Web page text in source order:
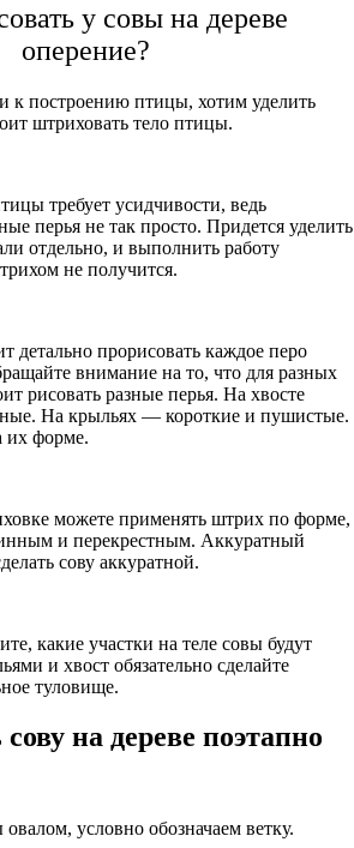
у совы на дереве
оперение?
к построению птицы, хотим уделить
штриховать тело птицы.
требует усидчивости, ведь
перья не так просто. Придется уделить
отдельно, и выполнить работу
не получится.
детально прорисовать каждое перо
внимание на то, что для разных
рисовать разные перья. На хвосте
На крыльях — короткие и пушистые.
их форме.
можете применять штрих по форме,
и перекрестным. Аккуратный
сову аккуратной.
какие участки на теле совы будут
и хвост обязательно сделайте
туловище.
на дереве поэтапно
условно обозначаем ветку.